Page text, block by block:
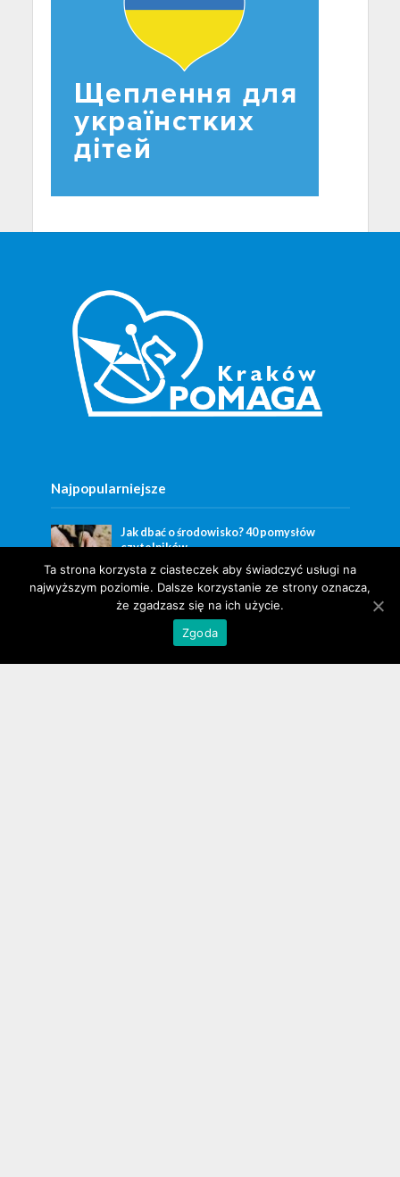
Najpopularniejsze
Jak dbać o środowisko? 40 pomysłów
czytelników
Gdzie w Krakowie można zaszczepić się na
COVID-19? Lista miejsc
У Кракові рушає кампанія – Захисні
щеплення для дітей з України / Szczepienia
Ta strona korzysta z ciasteczek aby świadczyć usługi na
najwyższym poziomie. Dalsze korzystanie ze strony oznacza,
że zgadzasz się na ich użycie.
Zgoda